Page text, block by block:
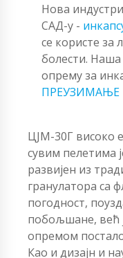
Нова
САД-у -
се користе за
болести.
опрему за
ПРЕУЗИМАЊЕ
ЦЈМ-30Г високо
сувим пелетима
развијен из
гранулатора са
погодност,
побољшане, већ
опремом
Као и дизајн и